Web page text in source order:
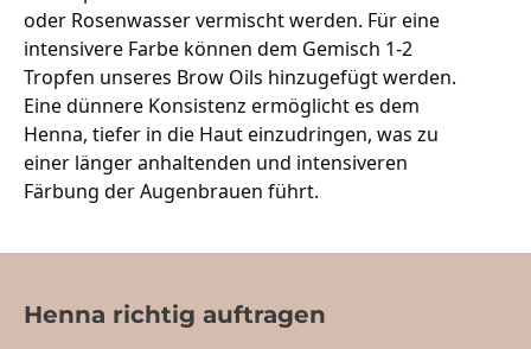
oder Rosenwasser vermischt werden. Für eine
intensivere Farbe können dem Gemisch 1-2
Tropfen unseres Brow Oils hinzugefügt werden.
Eine dünnere Konsistenz ermöglicht es dem
Henna, tiefer in die Haut einzudringen, was zu
einer länger anhaltenden und intensiveren
Färbung der Augenbrauen führt.
Henna richtig auftragen